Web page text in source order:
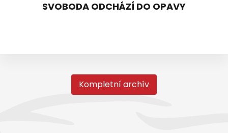
SVOBODA ODCHÁZÍ DO OPAVY
Kompletní archív